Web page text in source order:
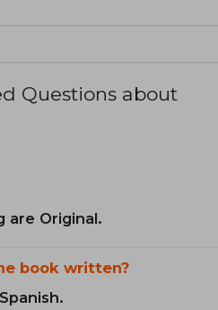
Questions about
are Original.
book written?